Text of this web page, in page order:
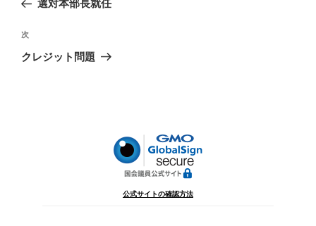
ナ
ビ
ゲ
稿
選対本部長就任
次
の
次
クレジット問題
公式サイトの確認方法